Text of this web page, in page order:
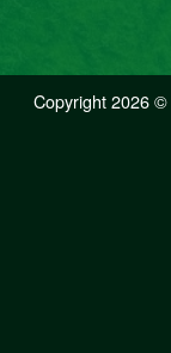
Copyright 2026 ©